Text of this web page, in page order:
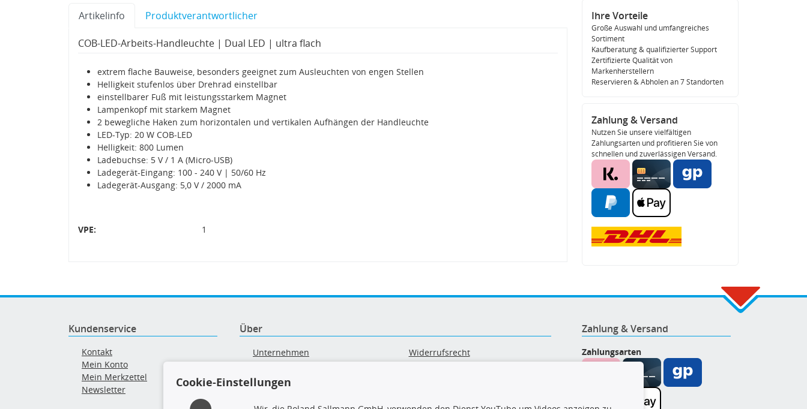
Artikelinfo Produktverantwortlicher
COB-LED-Arbeits-Handleuchte | Dual LED | ultra flach
extrem flache Bauweise, besonders geeignet zum Ausleuchten von engen Stellen
Helligkeit stufenlos über Drehrad einstellbar
einstellbarer Fuß mit leistungsstarkem Magnet
Lampenkopf mit starkem Magnet
2 bewegliche Haken zum horizontalen und vertikalen Aufhängen der Handleuchte
LED-Typ: 20 W COB-LED
Helligkeit: 800 Lumen
Ladebuchse: 5 V / 1 A (Micro-USB)
Ladegerät-Eingang: 100 - 240 V | 50/60 Hz
Ladegerät-Ausgang: 5,0 V / 2000 mA
VPE: 1
Ihre Vorteile
Große Auswahl und umfangreiches
Sortiment
Kaufberatung & qualifizierter Support
Zertifizierte Qualität von
Markenherstellern
Reservieren & Abholen an 7 Standorten
Zahlung & Versand
Nutzen Sie unsere vielfältigen
Zahlungsarten und profitieren Sie von
schnellen und zuverlässigen Versand.
Kundenservice
Kontakt
Mein Konto
Mein Merkzettel
Newsletter
Über
Unternehmen
Versand & Zahlung
Widerrufsrecht
Zahlung & Versand
Zahlungsarten
Cookie-Einstellungen